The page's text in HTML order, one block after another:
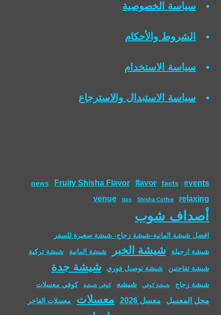
سياسة الخصوصية
الشروط والأحكام
سياسة الاستخدام
سياسة الاستبدال والاسترجاع
events
facts
flavor
Fruity Shisha Flavor
news
relaxing
Shisha Coffee
tips
venue
أصداف شوب
افضل شيشة المانية-شيشة زجاج- شيشة صغيرة للسفر
شيشة ارجيلة شيشة الخبر شيشة المانية شيشة تركية
شيشة تفاحتين شيشة توصيل فوري شيشة جدة
شيشة زجاج شيشة كوفي شيشه كوفي شيشة كوفي معسلات
محل المعسل معسل 2026 معسلات معسلات الفاخر